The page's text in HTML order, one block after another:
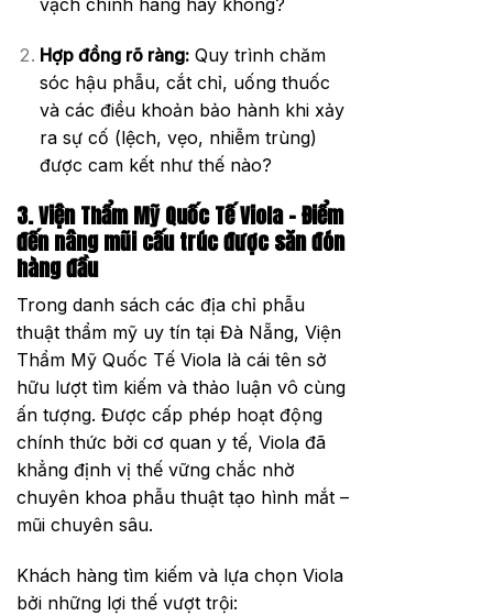
vạch chính hãng hay không?
Hợp đồng rõ ràng:Quy trình chăm
sóc hậu phẫu, cắt chỉ, uống thuốc
và các điều khoản bảo hành khi xảy
ra sự cố (lệch, vẹo, nhiễm trùng)
được cam kết như thế nào?
3. Viện Thẩm Mỹ Quốc Tế Viola – Điểm
đến nâng mũi cấu trúc được săn đón
hàng đầu
Trong danh sách các địa chỉ phẫu
thuật thẩm mỹ uy tín tại Đà Nẵng, Viện
Thẩm Mỹ Quốc Tế Viola là cái tên sở
hữu lượt tìm kiếm và thảo luận vô cùng
ấn tượng. Được cấp phép hoạt động
chính thức bởi cơ quan y tế, Viola đã
khẳng định vị thế vững chắc nhờ
chuyên khoa phẫu thuật tạo hình mắt –
mũi chuyên sâu.
Khách hàng tìm kiếm và lựa chọn Viola
bởi những lợi thế vượt trội: